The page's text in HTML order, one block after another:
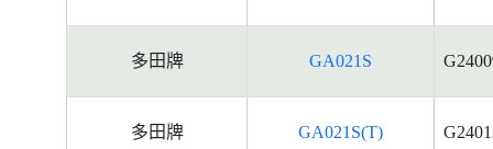
多田牌 GA021S
多田牌 GA021S(T)